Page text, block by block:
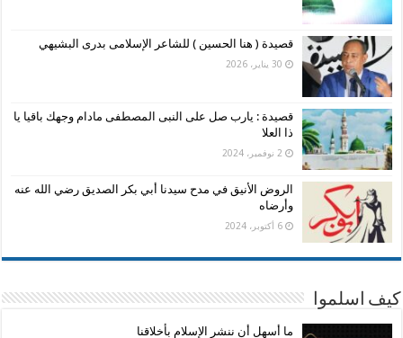
قصيدة ( هنا الحسين ) للشاعر الإسلامى بدرى البشيهي
30 يناير، 2026
قصيدة : يارب صل على النبى المصطفى مادام وجهك باقيا يا
ذا العلا
2 نوفمبر، 2024
الروض الأنيق في مدح سيدنا أبي بكر الصديق رضي الله عنه
وأرضاه
6 أكتوبر، 2024
كيف اسلموا
ما أسهل أن ننشر الإسلام بأخلاقنا